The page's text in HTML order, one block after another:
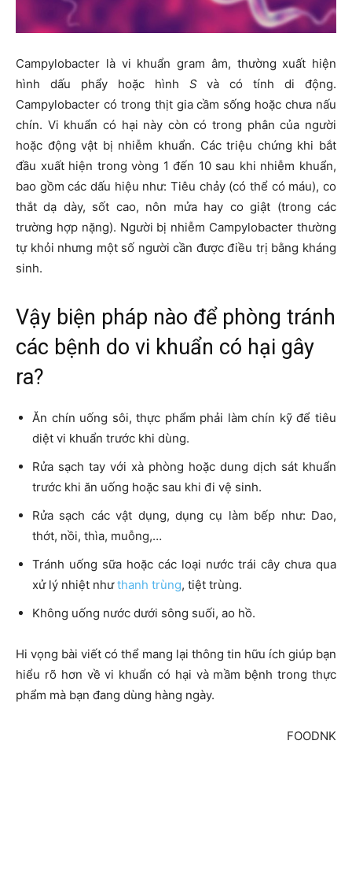
Campylobacter là vi khuẩn gram âm, thường xuất hiện
hình dấu phẩy hoặc hình Svà có tính di động.
Campylobacter có trong thịt gia cầm sống hoặc chưa nấu
chín. Vi khuẩn có hại này còn có trong phân của người
hoặc động vật bị nhiễm khuẩn. Các triệu chứng khi bắt
đầu xuất hiện trong vòng 1 đến 10 sau khi nhiễm khuẩn,
bao gồm các dấu hiệu như: Tiêu chảy (có thể có máu), co
thắt dạ dày, sốt cao, nôn mửa hay co giật (trong các
trường hợp nặng). Người bị nhiễm Campylobacter thường
tự khỏi nhưng một số người cần được điều trị bằng kháng
sinh.
Vậy biện pháp nào để phòng tránh
các bệnh do vi khuẩn có hại gây
ra?
Ăn chín uống sôi, thực phẩm phải làm chín kỹ để tiêu
diệt vi khuẩn trước khi dùng.
Rửa sạch tay với xà phòng hoặc dung dịch sát khuẩn
trước khi ăn uống hoặc sau khi đi vệ sinh.
Rửa sạch các vật dụng, dụng cụ làm bếp như: Dao,
thớt, nồi, thìa, muỗng,…
Tránh uống sữa hoặc các loại nước trái cây chưa qua
xử lý nhiệt nhưthanh trùng, tiệt trùng.
Không uống nước dưới sông suối, ao hồ.
Hi vọng bài viết có thể mang lại thông tin hữu ích giúp bạn
hiểu rõ hơn về vi khuẩn có hại và mầm bệnh trong thực
phẩm mà bạn đang dùng hàng ngày.
FOODNK